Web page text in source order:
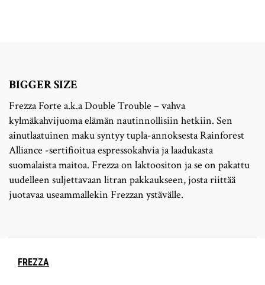
BIGGER SIZE
Frezza Forte a.k.a Double Trouble – vahva
kylmäkahvijuoma elämän nautinnollisiin hetkiin. Sen
ainutlaatuinen maku syntyy tupla-annoksesta Rainforest
Alliance -sertifioitua espressokahvia ja laadukasta
suomalaista maitoa. Frezza on laktoositon ja se on pakattu
uudelleen suljettavaan litran pakkaukseen, josta riittää
juotavaa useammallekin Frezzan ystävälle.
FREZZA